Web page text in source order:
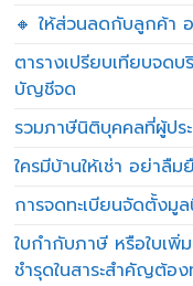
🔸 ให้ส่วนลดกับลูกค้า
ตารางเปรียบเทียบจด
บัญชีจด
รวมภาษีนิติบุคคลที่ผู้ปร
ใครมีบ้านให้เช่า อย่าลื
การจดทะเบียนจัดตั้งมู
ใบกำกับภาษี หรือใบเ
ชำรุดในสาระสำคัญต้อง